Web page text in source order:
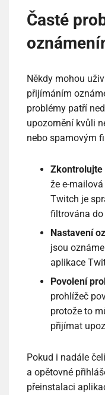
Časté
Někdy mohou
přijímáním
problémy patří
upozornění kvůli
nebo spamovým
Zkontrolujte
že e-
Twitch je
filtrována do
Nastavení
jsou
aplikace
Povolení
prohlížeč
protože to
přijímat
Pokud i nadále
a opětovné
přeinstalaci